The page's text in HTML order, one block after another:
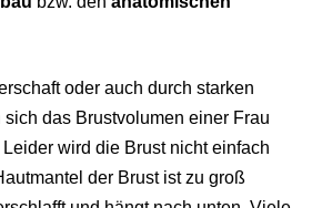
oder auch durch starken
das Brustvolumen einer Frau
wird die Brust nicht einfach
der Brust ist zu groß